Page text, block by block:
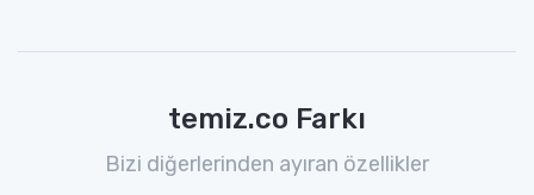
temiz.co Farkı
Bizi diğerlerinden ayıran özellikler